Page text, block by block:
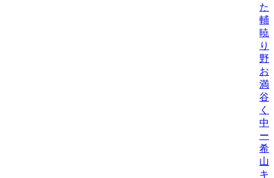
た
輔/
暁
り
野
お
満/
谷
く
中
ー
希/
山
キ